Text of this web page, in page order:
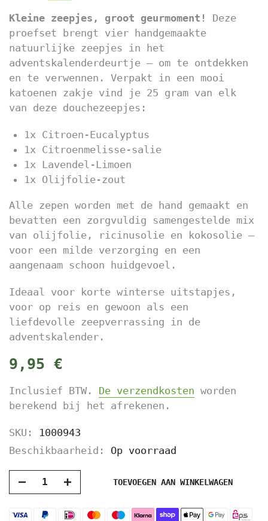
Kleine zeepjes, groot geurmoment!
Deze
proefset brengt vier handgemaakte
natuurlijke zeepjes in het
adventskalenderdeurtje – om te ontdekken
en te verwennen. Verpakt in een mooi
katoenen zakje vind je 25 gram van elk
van deze douchezeepjes:
1x Citroen-Eucalyptus
1x Citroenmelisse-salie
1x Lavendel-Limoen
1x Olijfolie-zout
Alle zepen worden met de hand gemaakt en
bevatten een zorgvuldig samengestelde mix
van olijfolie, ricinusolie en kokosolie –
voor een milde verzorging en een
aangenaam schoon huidgevoel.
Ideaal voor korte winterse uitstapjes,
voor op reis en gewoon als een
liefdevolle zeepverrassing in de
adventskalender.
9,95 €
Inclusief BTW. De verzendkosten worden
berekend bij het afrekenen.
SKU: 1000943
Beschikbaarheid: Op voorraad
TOEVOEGEN AAN WINKELWAGEN